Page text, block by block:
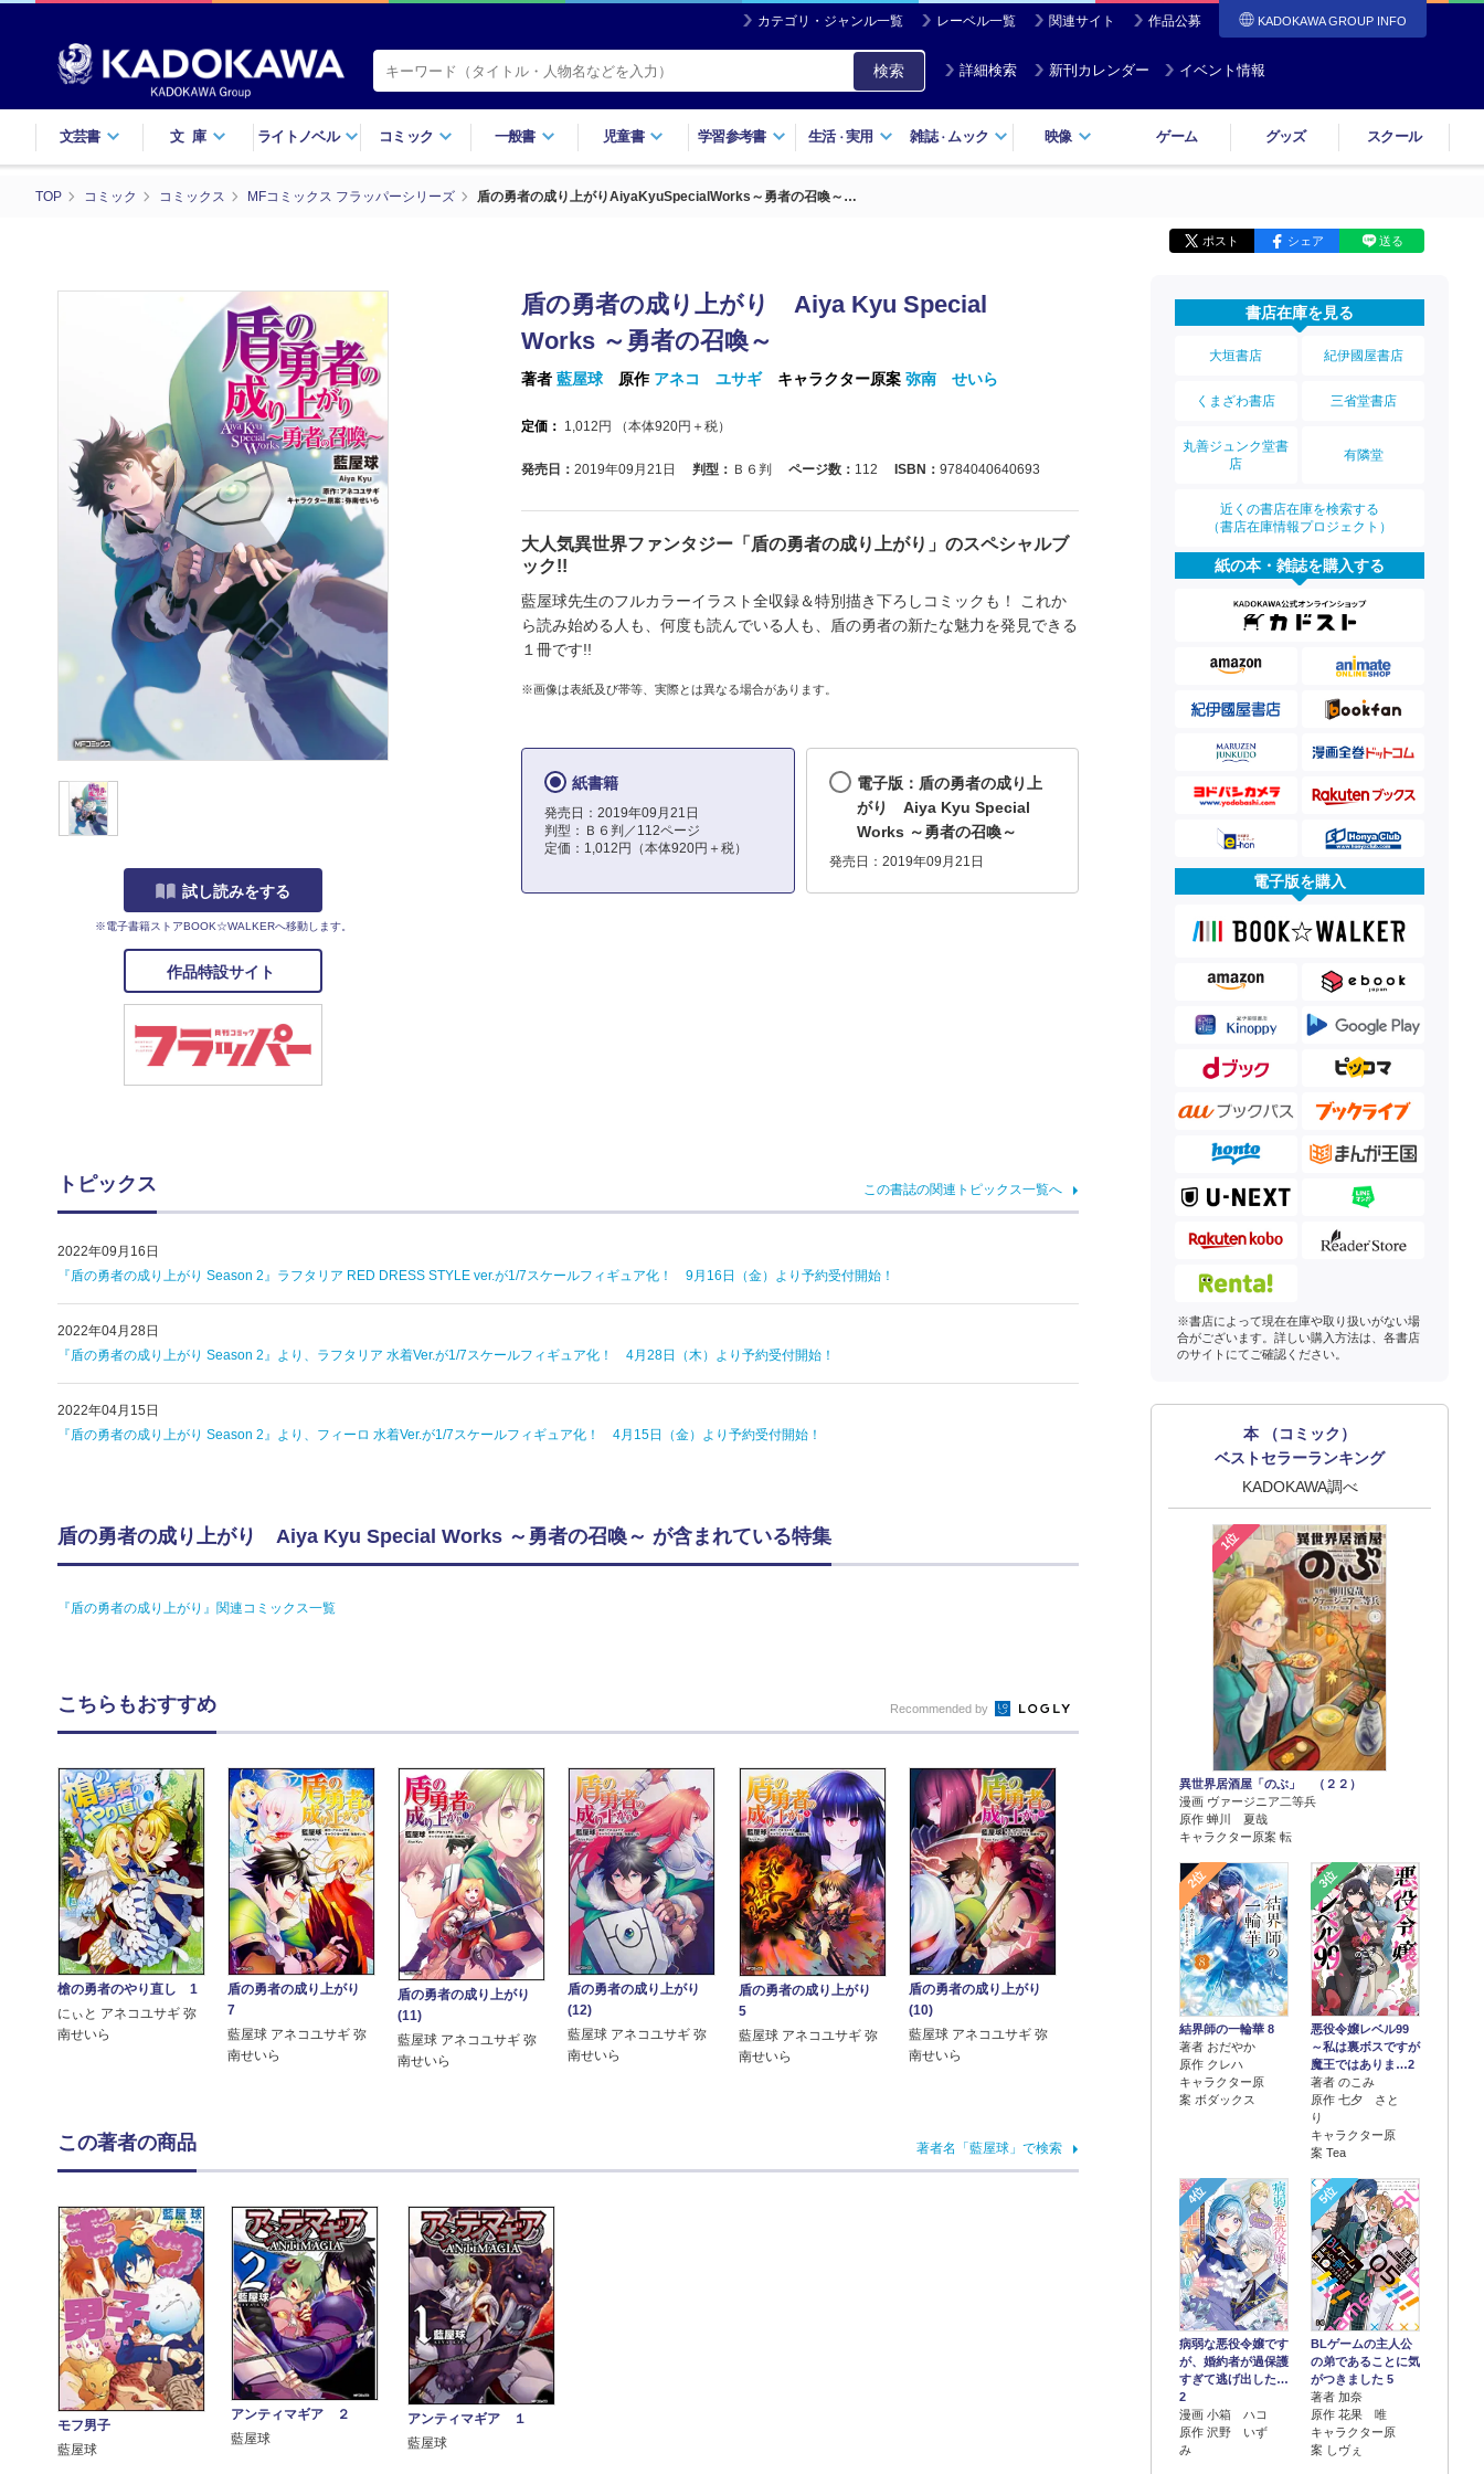
カテゴリ・ジャンル一覧 レーベル一覧 関連サイト 作品公募 KADOKAWA GROUP INFO
検索 詳細検索 新刊カレンダー イベント情報
文芸書 文庫 ライトノベル コミック 一般書 児童書 学習参考書 生活・実用 雑誌・ ムック 映像 ゲーム グッズ スクール
TOP コミック コミックス MFコミックス フラッパーシリーズ 盾の勇者の成り上がりAiyaKyuSpecialWorks～勇者の召喚～…
ポスト シェア 送る
試し読みをする
※電子書籍ストアBOOK☆WALKERへ移動します。
作品特設サイト
盾の勇者の成り上がり Aiya Kyu Special
Works ～勇者の召喚～
著者 藍屋球 原作 アネコ ユサギ キャラクター原案 弥南 せいら
定価： 1,012 円 （本体920円＋税）
発売日： 2019年09月21日 判型： Ｂ６判 ページ数： 112 ISBN： 9784040640693
大人気異世界ファンタジー「盾の勇者の成り上がり」のスペシャルブ
ック!!
藍屋球先生のフルカラーイラスト全収録＆特別描き下ろしコミックも！ これか
ら読み始める人も、何度も読んでいる人も、盾の勇者の新たな魅力を発見できる
１冊です!!
※画像は表紙及び帯等、実際とは異なる場合があります。
紙書籍
発売日：2019年09月21日
判型：Ｂ６判／112ページ
定価：1,012円（本体920円＋税）
電子版：盾の勇者の成り上
がり Aiya Kyu Special
Works ～勇者の召喚～
発売日：2019年09月21日
トピックス この書誌の関連トピックス一覧へ
2022年09月16日
『盾の勇者の成り上がり Season 2』ラフタリア RED DRESS STYLE ver.が1/7スケールフィギュア化！ 9月16日（金）より予約受付開始！
2022年04月28日
『盾の勇者の成り上がり Season 2』より、ラフタリア 水着Ver.が1/7スケールフィギュア化！ 4月28日（木）より予約受付開始！
2022年04月15日
『盾の勇者の成り上がり Season 2』より、フィーロ 水着Ver.が1/7スケールフィギュア化！ 4月15日（金）より予約受付開始！
盾の勇者の成り上がり Aiya Kyu Special Works ～勇者の召喚～ が含まれている特集
『盾の勇者の成り上がり』関連コミックス一覧
書店在庫を見る
大垣書店 紀伊國屋書店
くまざわ書店 三省堂書店
丸善ジュンク堂書
店
有隣堂
近くの書店在庫を検索する
（書店在庫情報プロジェクト）
紙の本・雑誌を購入する
電子版を購入
※書店によって現在在庫や取り扱いがない場
合がございます。詳しい購入方法は、各書店
のサイトにてご確認ください。
本 （コミック）
ベストセラーランキング
KADOKAWA調べ
1位
異世界居酒屋「のぶ」 （２２）
漫画 ヴァージニア二等兵
原作 蝉川 夏哉
キャラクター原案 転
2位
結界師の一輪華 8
著者 おだやか
原作 クレハ
キャラクター原
案 ボダックス
3位
悪役令嬢レベル99
～私は裏ボスですが
魔王ではありま…2
著者 のこみ
原作 七夕 さと
り
キャラクター原
案 Tea
4位
病弱な悪役令嬢です
が、婚約者が過保護
すぎて逃げ出した…
2
漫画 小箱 ハコ
原作 沢野 いず
み
5位
BLゲームの主人公
の弟であることに気
がつきました 5
著者 加奈
原作 花果 唯
キャラクター原
案 しヴぇ
こちらもおすすめ Recommended by
槍の勇者のやり直し 1
にぃと アネコユサギ 弥
南せいら
盾の勇者の成り上がり
7
藍屋球 アネコユサギ 弥
南せいら
盾の勇者の成り上がり
(11)
藍屋球 アネコユサギ 弥
南せいら
盾の勇者の成り上がり
(12)
藍屋球 アネコユサギ 弥
南せいら
盾の勇者の成り上がり
5
藍屋球 アネコユサギ 弥
南せいら
盾の勇者の成り上がり
(10)
藍屋球 アネコユサギ 弥
南せいら
この著者の商品 著者名「藍屋球」で検索
モフ男子
藍屋球
アンティマギア ２
藍屋球
アンティマギア １
藍屋球